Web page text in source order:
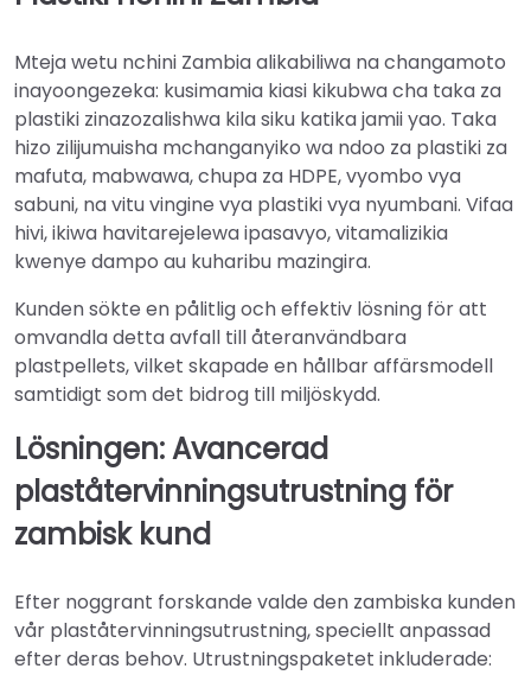
Mteja wetu nchini Zambia alikabiliwa na changamoto
inayoongezeka: kusimamia kiasi kikubwa cha taka za
plastiki zinazozalishwa kila siku katika jamii yao. Taka
hizo zilijumuisha mchanganyiko wa ndoo za plastiki za
mafuta, mabwawa, chupa za HDPE, vyombo vya
sabuni, na vitu vingine vya plastiki vya nyumbani. Vifaa
hivi, ikiwa havitarejelewa ipasavyo, vitamalizikia
kwenye dampo au kuharibu mazingira.
Kunden sökte en pålitlig och effektiv lösning för att
omvandla detta avfall till återanvändbara
plastpellets, vilket skapade en hållbar affärsmodell
samtidigt som det bidrog till miljöskydd.
Lösningen: Avancerad
plaståtervinningsutrustning för
zambisk kund
Efter noggrant forskande valde den zambiska kunden
vår plaståtervinningsutrustning, speciellt anpassad
efter deras behov. Utrustningspaketet inkluderade: